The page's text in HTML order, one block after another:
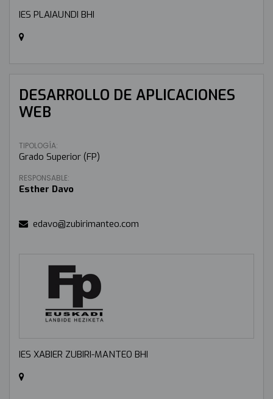
IES PLAIAUNDI BHI
DESARROLLO DE APLICACIONES
WEB
TIPOLOGÍA:
Grado Superior (FP)
RESPONSABLE:
Esther Davo
edavo@zubirimanteo.com
IES XABIER ZUBIRI-MANTEO BHI